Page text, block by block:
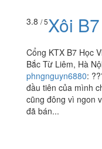
3.8 / 5Xôi B7
Cổng KTX B7 Học
Bắc Từ Liêm, Hà
phngnguyn6880:
đầu tiên của mình
cũng đông vì ngon
đã bán...